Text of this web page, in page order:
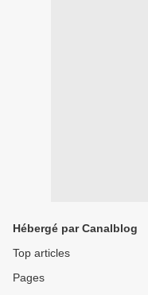
Hébergé par Canalblog
Top articles
Pages